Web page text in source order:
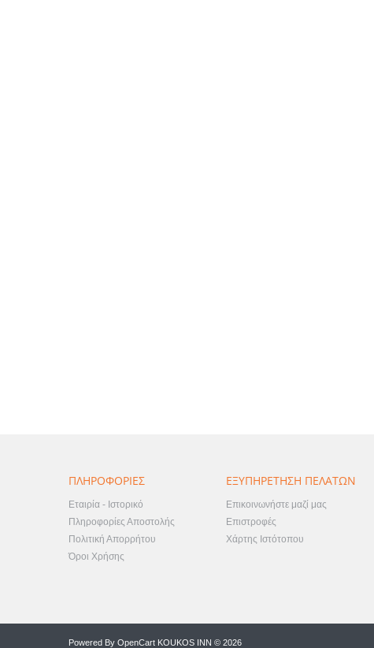
ΠΛΗΡΟΦΟΡΊΕΣ
Εταιρία - Ιστορικό
Πληροφορίες Αποστολής
Πολιτική Απορρήτου
Όροι Χρήσης
ΕΞΥΠΗΡΈΤΗΣΗ ΠΕΛΑΤΏΝ
Επικοινωνήστε μαζί μας
Επιστροφές
Χάρτης Ιστότοπου
Powered By OpenCart KOUKOS INN © 2026